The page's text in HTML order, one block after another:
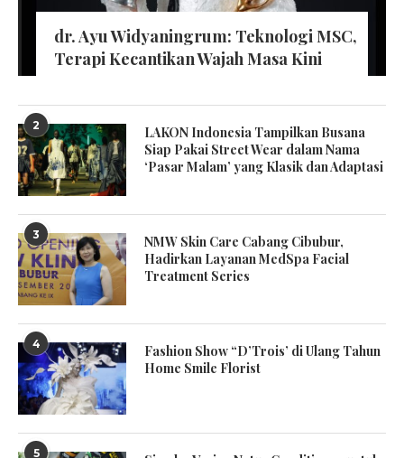
dr. Ayu Widyaningrum: Teknologi MSC,
Terapi Kecantikan Wajah Masa Kini
2
LAKON Indonesia Tampilkan Busana
Siap Pakai Street Wear dalam Nama
‘Pasar Malam’ yang Klasik dan Adaptasi
3
NMW Skin Care Cabang Cibubur,
Hadirkan Layanan MedSpa Facial
Treatment Series
4
Fashion Show “D’Trois’ di Ulang Tahun
Home Smile Florist
5